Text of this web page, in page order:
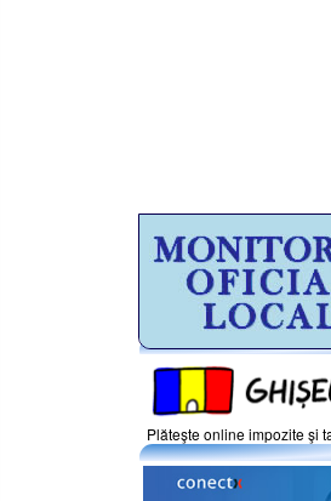
Plăteşte online impozite şi